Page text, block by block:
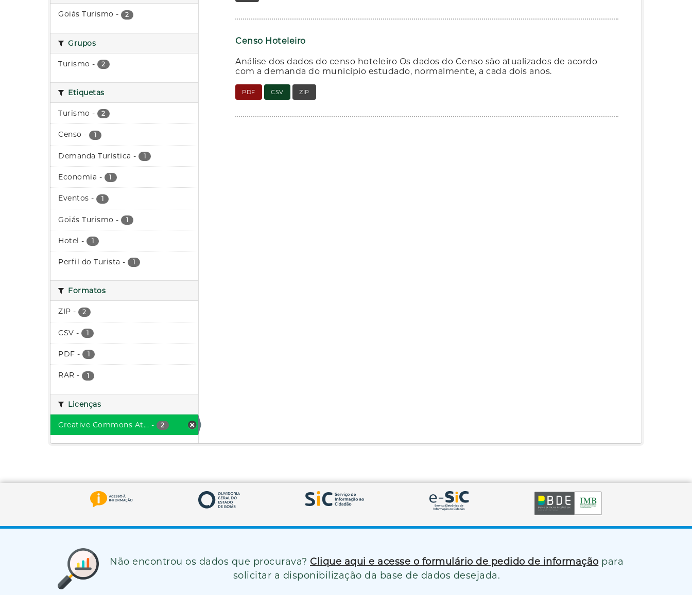
Goiás Turismo - 2
Grupos
Turismo - 2
Etiquetas
Turismo - 2
Censo - 1
Demanda Turística - 1
Economia - 1
Eventos - 1
Goiás Turismo - 1
Hotel - 1
Perfil do Turista - 1
Formatos
ZIP - 2
CSV - 1
PDF - 1
RAR - 1
Licenças
Creative Commons At... - 2
Censo Hoteleiro
Análise dos dados do censo hoteleiro Os dados do Censo são atualizados de acordo
com a demanda do município estudado, normalmente, a cada dois anos.
PDF CSV ZIP
Não encontrou os dados que procurava? Clique aqui e acesse o formulário de pedido de informação para
solicitar a disponibilização da base de dados desejada.